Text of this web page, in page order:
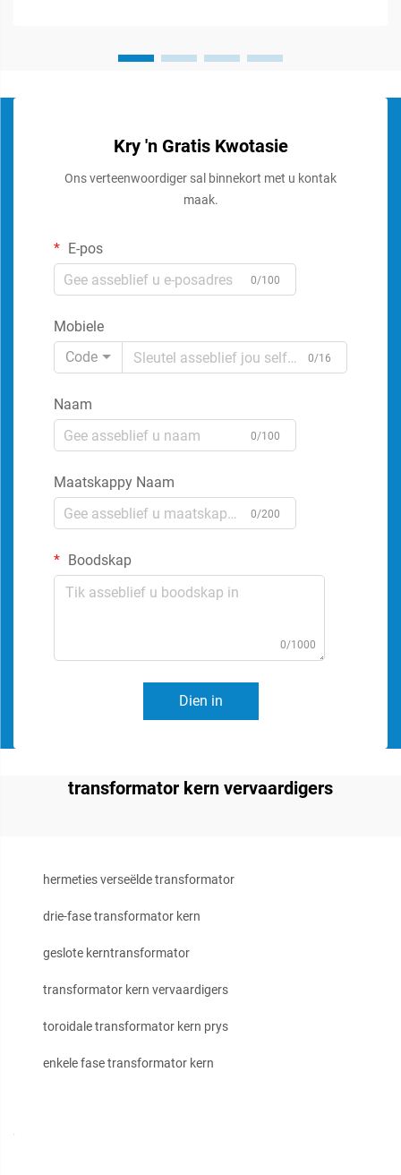
Kry 'n Gratis Kwotasie
Ons verteenwoordiger sal binnekort met u kontak
maak.
E-pos
0/100
Mobiele
Code
0/16
Naam
0/100
Maatskappy Naam
0/200
Boodskap
0/1000
Dien in
transformator kern vervaardigers
hermeties verseëlde transformator
drie-fase transformator kern
geslote kerntransformator
transformator kern vervaardigers
toroidale transformator kern prys
enkele fase transformator kern